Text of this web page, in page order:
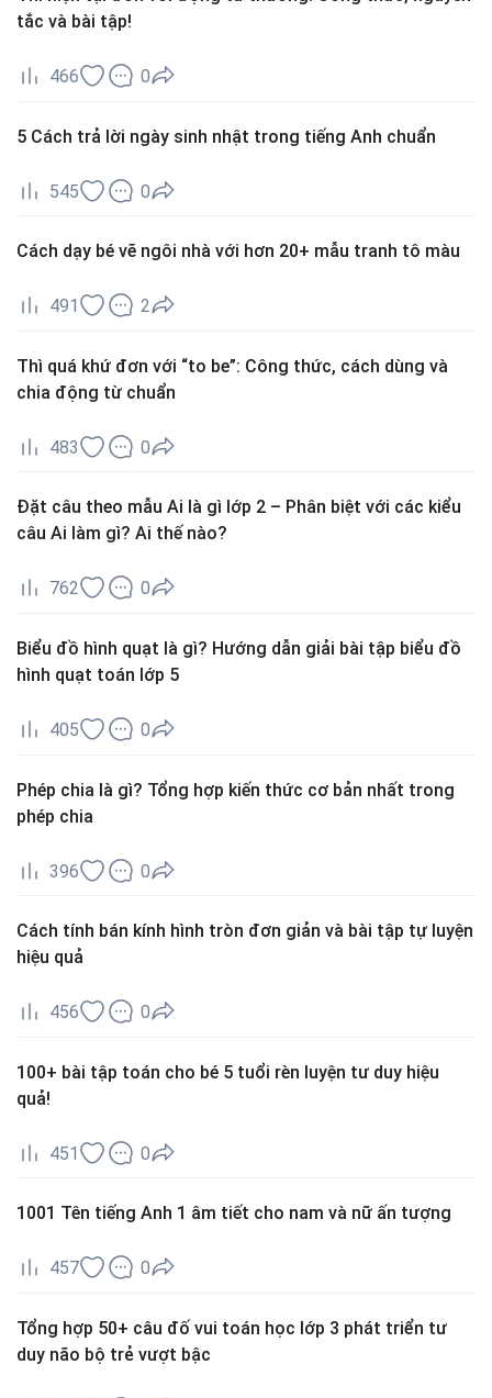
tắc và bài tập!
466 0
5 Cách trả lời ngày sinh nhật trong tiếng Anh chuẩn
545 0
Cách dạy bé vẽ ngôi nhà với hơn 20+ mẫu tranh tô màu
491 2
Thì quá khứ đơn với “to be”: Công thức, cách dùng và
chia động từ chuẩn
483 0
Đặt câu theo mẫu Ai là gì lớp 2 – Phân biệt với các kiểu
câu Ai làm gì? Ai thế nào?
762 0
Biểu đồ hình quạt là gì? Hướng dẫn giải bài tập biểu đồ
hình quạt toán lớp 5
405 0
Phép chia là gì? Tổng hợp kiến thức cơ bản nhất trong
phép chia
396 0
Cách tính bán kính hình tròn đơn giản và bài tập tự luyện
hiệu quả
456 0
100+ bài tập toán cho bé 5 tuổi rèn luyện tư duy hiệu
quả!
451 0
1001 Tên tiếng Anh 1 âm tiết cho nam và nữ ấn tượng
457 0
Tổng hợp 50+ câu đố vui toán học lớp 3 phát triển tư
duy não bộ trẻ vượt bậc